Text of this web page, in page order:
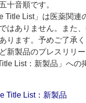
十音順です。
Title List」は医薬関連
はありません。また
ります。予めご了承く
新製品のプレスリリ
List：新製品」への
Title List：新製品